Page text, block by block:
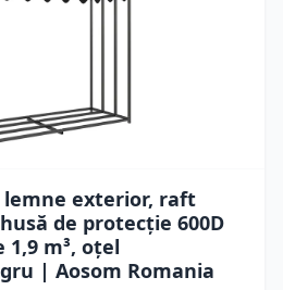
exterior, raft
de protecție 600D
m³, oțel
| Aosom Romania